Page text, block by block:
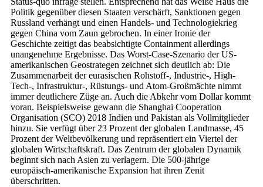
Politik gegenüber diesen Staaten verschärft, Sanktionen gegen
Russland verhängt und einen Handels- und Technologiekrieg
gegen China vom Zaun gebrochen. In einer Ironie der
Geschichte zeitigt das beabsichtigte Containment allerdings
unangenehme Ergebnisse. Das Worst-Case-Szenario der US-
amerikanischen Geostrategen zeichnet sich deutlich ab: Die
Zusammenarbeit der eurasischen Rohstoff-, Industrie-, High-
Tech-, Infrastruktur-, Rüstungs- und Atom-Großmächte nimmt
immer deutlichere Züge an. Auch die Abkehr vom Dollar kommt
voran. Beispielsweise gewann die Shanghai Cooperation
Organisation (SCO) 2018 Indien und Pakistan als Vollmitglieder
hinzu. Sie verfügt über 23 Prozent der globalen Landmasse, 45
Prozent der Weltbevölkerung und repräsentiert ein Viertel der
globalen Wirtschaftskraft. Das Zentrum der globalen Dynamik
beginnt sich nach Asien zu verlagern. Die 500-jährige
europäisch-amerikanische Expansion hat ihren Zenit
überschritten.